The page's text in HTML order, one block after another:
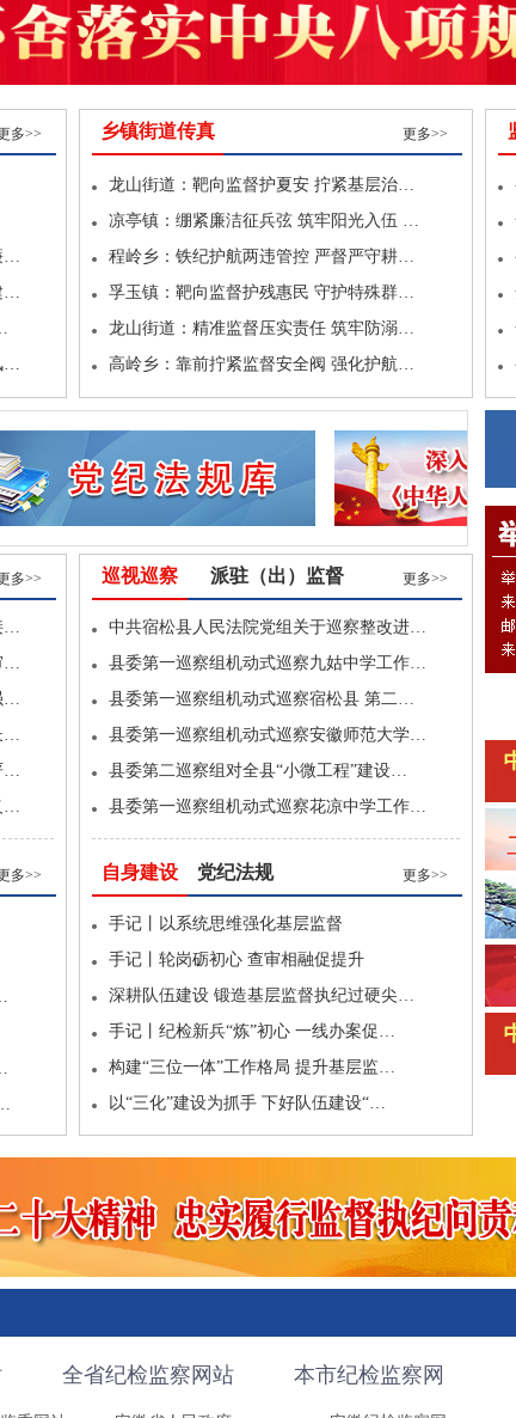
多>>
…
…
…
乡镇街道传真 更多>>
龙山街道：靶向监督护夏安 拧紧基层治…
凉亭镇：绷紧廉洁征兵弦 筑牢阳光入伍 …
程岭乡：铁纪护航两违管控 严督严守耕…
孚玉镇：靶向监督护残惠民 守护特殊群…
龙山街道：精准监督压实责任 筑牢防溺…
高岭乡：靠前拧紧监督安全阀 强化护航…
多>>
…
…
…
…
…
…
多>>
巡视巡察 派驻（出）监督 更多>>
中共宿松县人民法院党组关于巡察整改进…
县委第一巡察组机动式巡察九姑中学工作…
县委第一巡察组机动式巡察宿松县 第二…
县委第一巡察组机动式巡察安徽师范大学…
县委第二巡察组对全县“小微工程”建设…
县委第一巡察组机动式巡察花凉中学工作…
自身建设 党纪法规 更多>>
手记丨以系统思维强化基层监督
手记丨轮岗砺初心 查审相融促提升
深耕队伍建设 锻造基层监督执纪过硬尖…
手记丨纪检新兵“炼”初心 一线办案促…
构建“三位一体”工作格局 提升基层监…
以“三化”建设为抓手 下好队伍建设“…
全省纪检监察网站 本市纪检监察网